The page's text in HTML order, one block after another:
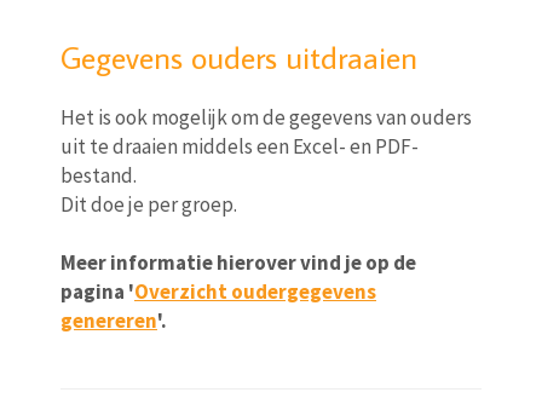
Gegevens ouders uitdraaien
Het is ook mogelijk om de gegevens van ouders
uit te draaien middels een Excel- en PDF-
bestand.
Dit doe je per groep.
Meer informatie hierover vind je op de
pagina 'Overzicht oudergegevens
genereren'.